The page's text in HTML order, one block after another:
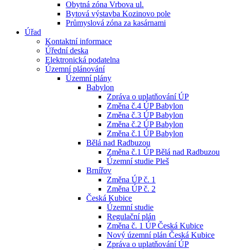
Obytná zóna Vrbova ul.
Bytová výstavba Kozinovo pole
Průmyslová zóna za kasárnami
Úřad
Kontaktní informace
Úřední deska
Elektronická podatelna
Územní plánování
Územní plány
Babylon
Zpráva o uplatňování ÚP
Změna č.4 ÚP Babylon
Změna č.3 ÚP Babylon
Změna č.2 ÚP Babylon
Změna č.1 ÚP Babylon
Bělá nad Radbuzou
Změna č.1 ÚP Bělá nad Radbuzou
Územní studie Pleš
Brnířov
Změna ÚP č. 1
Změna ÚP č. 2
Česká Kubice
Územní studie
Regulační plán
Změna č. 1 ÚP Česká Kubice
Nový územní plán Česká Kubice
Zpráva o uplatňování ÚP